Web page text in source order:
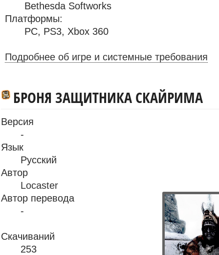
Bethesda Softworks
Платформы:
PC, PS3, Xbox 360
Подробнее об игре и системные требования
БРОНЯ ЗАЩИТНИКА СКАЙРИМА
Версия
-
Язык
Русский
Автор
Locaster
Автор перевода
-
Скачиваний
253